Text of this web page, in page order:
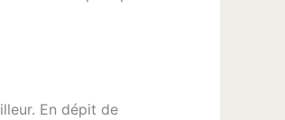
En dépit de